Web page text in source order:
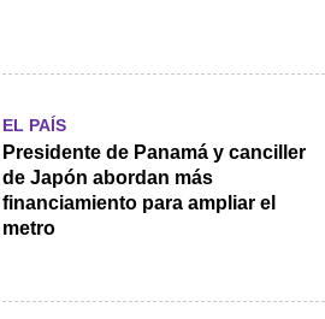
EL PAÍS
Presidente de Panamá y canciller
de Japón abordan más
financiamiento para ampliar el
metro